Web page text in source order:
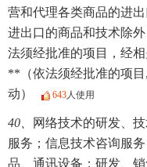
营和代理各类商品的进
进出口的商品和技术除
法须经批准的项目，经
**（依法须经批准的项
动）
643人使用
40、
网络技术的研发、
服务；信息技术咨询服
品、通讯设备；研发、